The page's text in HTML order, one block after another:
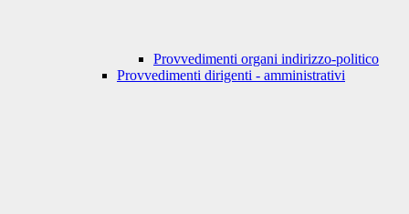
Provvedimenti organi indirizzo-politico
Provvedimenti dirigenti - amministrativi